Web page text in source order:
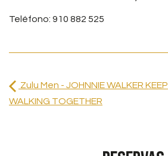
Teléfono: 910 882 525
Zulu Men - JOHNNIE WALKER KEEP
WALKING TOGETHER